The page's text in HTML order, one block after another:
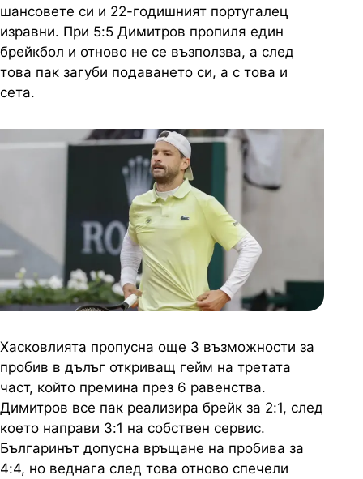
шансовете си и 22-годишният португалец
изравни. При 5:5 Димитров пропиля един
брейкбол и отново не се възползва, а след
това пак загуби подаването си, а с това и
сета.
Хасковлията пропусна още 3 възможности за
пробив в дълъг откриващ гейм на третата
част, който премина през 6 равенства.
Димитров все пак реализира брейк за 2:1, след
което направи 3:1 на собствен сервис.
Българинът допусна връщане на пробива за
4:4, но веднага след това отново спечели